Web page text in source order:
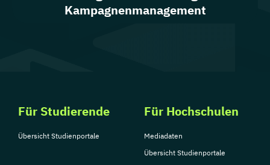
Kampagnenmanagement
Für Studierende
Übersicht Studienportale
Für Hochschulen
Mediadaten
Übersicht Studienportale